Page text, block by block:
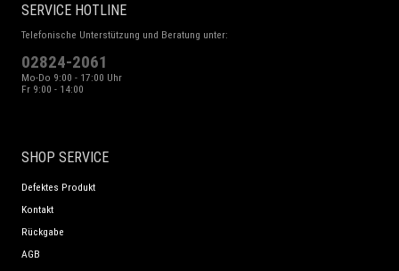
SERVICE HOTLINE
Telefonische Unterstützung und Beratung unter:
02824-2061
Mo-Do 9:00 - 17:00 Uhr
Fr 9:00 - 14:00
SHOP SERVICE
Defektes Produkt
Kontakt
Rückgabe
AGB